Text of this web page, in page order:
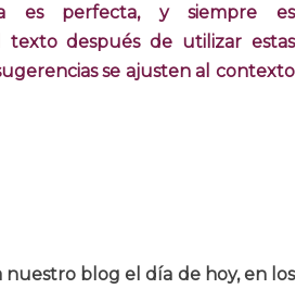
es perfecta, y siempre es
texto después de utilizar estas
se ajusten al contexto
nuestro blog el día de hoy, en los